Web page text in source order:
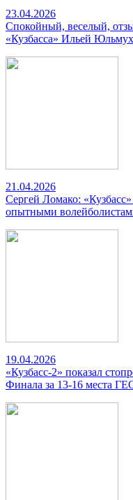
23.04.2026
Спокойный, веселый,
«Кузбасса» Ильей
21.04.2026
Сергей Ломако:
опытными
19.04.2026
«Кузбасс-2» показал
Финала за 13-16 места